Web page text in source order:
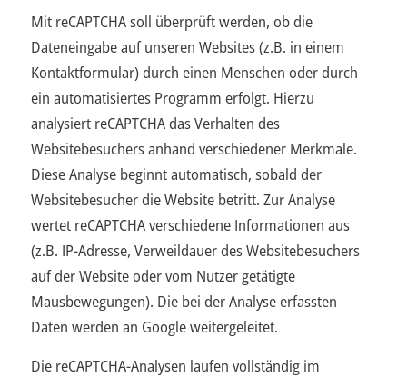
Mit reCAPTCHA soll überprüft werden, ob die
Dateneingabe auf unseren Websites (z.B. in einem
Kontaktformular) durch einen Menschen oder durch
ein automatisiertes Programm erfolgt. Hierzu
analysiert reCAPTCHA das Verhalten des
Websitebesuchers anhand verschiedener Merkmale.
Diese Analyse beginnt automatisch, sobald der
Websitebesucher die Website betritt. Zur Analyse
wertet reCAPTCHA verschiedene Informationen aus
(z.B. IP-Adresse, Verweildauer des Websitebesuchers
auf der Website oder vom Nutzer getätigte
Mausbewegungen). Die bei der Analyse erfassten
Daten werden an Google weitergeleitet.
Die reCAPTCHA-Analysen laufen vollständig im